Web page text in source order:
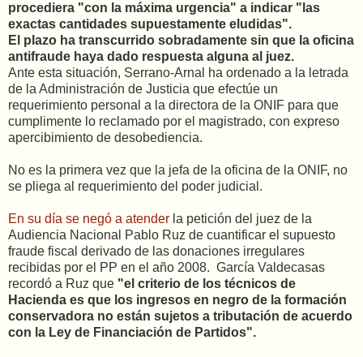
procediera "con la máxima urgencia" a indicar "las
exactas cantidades supuestamente eludidas".
El plazo ha transcurrido sobradamente sin que la oficina
antifraude haya dado respuesta alguna al juez.
Ante esta situación, Serrano-Arnal ha ordenado a la letrada
de la Administración de Justicia que efectúe un
requerimiento personal a la directora de la ONIF para que
cumplimente lo reclamado por el magistrado, con expreso
apercibimiento de desobediencia.
No es la primera vez que la jefa de la oficina de la ONIF, no
se pliega al requerimiento del poder judicial.
En su día se negó a atender la petición del juez de la
Audiencia Nacional Pablo Ruz de cuantificar el supuesto
fraude fiscal derivado de las donaciones irregulares
recibidas por el PP en el año 2008. García Valdecasas
recordó a Ruz que "el criterio de los técnicos de
Hacienda es que los ingresos en negro de la formación
conservadora no están sujetos a tributación de acuerdo
con la Ley de Financiación de Partidos".